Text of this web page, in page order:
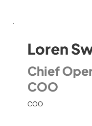
Loren
Chief
COO
COO